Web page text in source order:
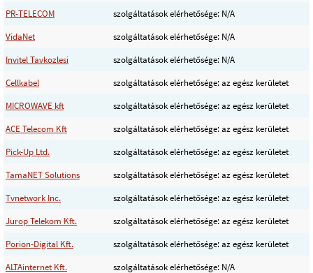
PR-TELECOM
szolgáltatások elérhetősége: N/A
VidaNet
szolgáltatások elérhetősége: N/A
Invitel Tavkozlesi
szolgáltatások elérhetősége: N/A
Cellkabel
szolgáltatások elérhetősége: az egész kerületet
MICROWAVE kft
szolgáltatások elérhetősége: az egész kerületet
ACE Telecom Kft
szolgáltatások elérhetősége: az egész kerületet
Pick-Up Ltd.
szolgáltatások elérhetősége: az egész kerületet
TamaNET Solutions
szolgáltatások elérhetősége: az egész kerületet
Tvnetwork Inc.
szolgáltatások elérhetősége: az egész kerületet
Jurop Telekom Kft.
szolgáltatások elérhetősége: az egész kerületet
Porion-Digital Kft.
szolgáltatások elérhetősége: az egész kerületet
ALTAinternet Kft.
szolgáltatások elérhetősége: N/A